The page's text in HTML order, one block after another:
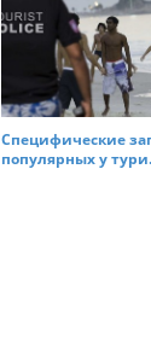
v
a
tСпецифические
популярных у